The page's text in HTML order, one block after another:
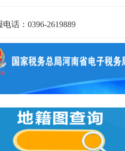
电话：0396-2619889